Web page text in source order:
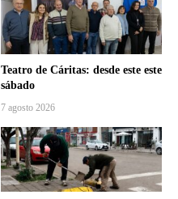
Teatro de Cáritas: desde este este
sábado
7 agosto 2026